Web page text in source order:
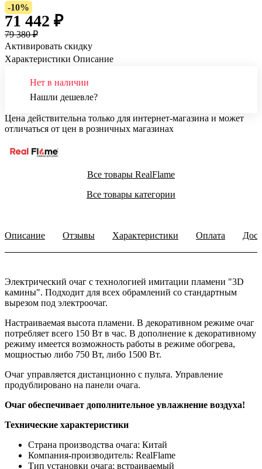
-10%
71 442 ₽
79 380 ₽
Активировать скидку
Характеристики Описание
Нет в наличии
Нашли дешевле?
Цена действительна только для интернет-магазина и может
отличаться от цен в розничных магазинах
Все товары RealFlame
Все товары категории
Описание Отзывы Характеристики Оплата
Электрический очаг с технологией имитации пламени "3D
камины". Подходит для всех обрамлений со стандартным
вырезом под электроочаг.
Настраиваемая высота пламени. В декоративном режиме очаг
потребляет всего 150 Вт в час. В дополнение к декоративному
режиму имеется возможность работы в режиме обогрева,
мощностью либо 750 Вт, либо 1500 Вт.
Очаг управляется дистанционно с пульта. Управление
продублировано на панели очага.
Очаг обеспечивает дополнительное увлажнение воздуха!
Технические характеристики
Страна производства очага: Китай
Компания-производитель: RealFlame
Тип установки очага: встраиваемый